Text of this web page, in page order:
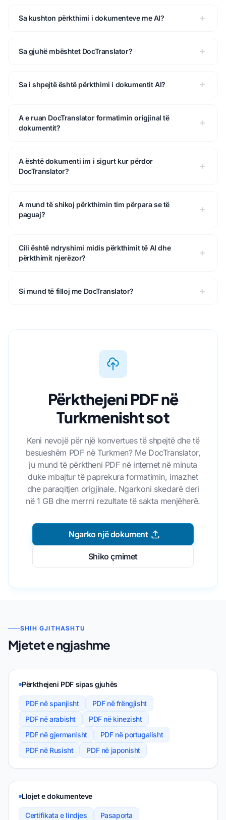
Sa kushton përkthimi i dokumenteve me AI?
Sa gjuhë mbështet DocTranslator?
Sa i shpejtë është përkthimi i dokumentit AI?
A e ruan DocTranslator formatimin origjinal të
dokumentit?
A është dokumenti im i sigurt kur përdor
DocTranslator?
A mund të shikoj përkthimin tim përpara se të
paguaj?
Cili është ndryshimi midis përkthimit të AI dhe
përkthimit njerëzor?
Si mund të filloj me DocTranslator?
Përkthejeni PDF në
Turkmenisht sot
Keni nevojë për një konvertues të shpejtë dhe të
besueshëm PDF në Turkmen? Me DocTranslator,
ju mund të përktheni PDF në internet në minuta
duke mbajtur të paprekura formatimin, imazhet
dhe paraqitjen origjinale. Ngarkoni skedarë deri
në 1 GB dhe merrni rezultate të sakta menjëherë.
Ngarko një dokument
Shiko çmimet
SHIH GJITHASHTU
Mjetet e ngjashme
Përkthejeni PDF sipas gjuhës
PDF në spanjisht
PDF në frëngjisht
PDF në arabisht
PDF në kinezisht
PDF në gjermanisht
PDF në portugalisht
PDF në Rusisht
PDF në japonisht
Llojet e dokumenteve
Certifikata e lindjes
Pasaporta